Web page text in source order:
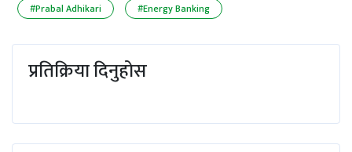
#Prabal Adhikari #Energy Banking
प्रतिक्रिया दिनुहोस